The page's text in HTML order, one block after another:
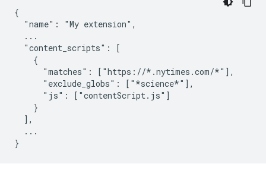
{
  "name": "My extension",
  ...
  "content_scripts": [
    {
      "matches": ["https://*.nytimes.com/*"],
      "exclude_globs": ["*science*"],
      "js": ["contentScript.js"]
    }
  ],
  ...